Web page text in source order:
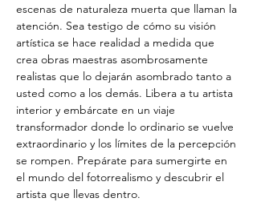
escenas de naturaleza muerta que llaman la
atención. Sea testigo de cómo su visión
artística se hace realidad a medida que
crea obras maestras asombrosamente
realistas que lo dejarán asombrado tanto a
usted como a los demás. Libera a tu artista
interior y embárcate en un viaje
transformador donde lo ordinario se vuelve
extraordinario y los límites de la percepción
se rompen. Prepárate para sumergirte en
el mundo del fotorrealismo y descubrir el
artista que llevas dentro.